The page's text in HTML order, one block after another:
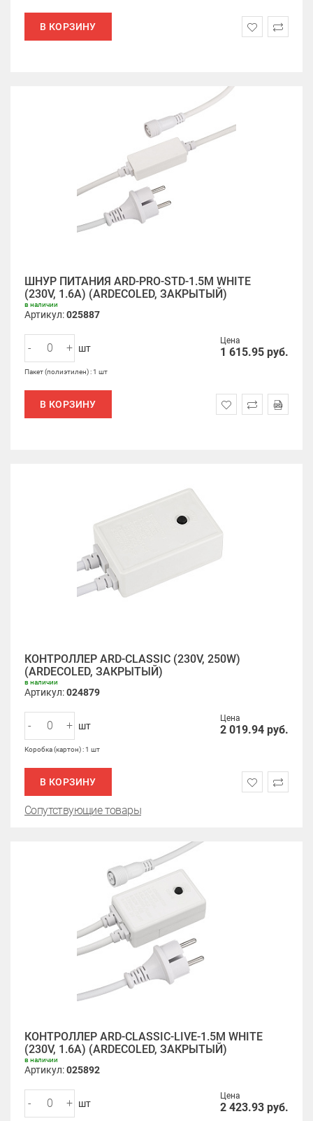
В КОРЗИНУ
ШНУР ПИТАНИЯ ARD-PRO-STD-1.5M WHITE
(230V, 1.6A) (ARDECOLED, ЗАКРЫТЫЙ)
в наличии
Артикул:025887
Цена
1 615.95 руб.
- + шт
Пакет (полиэтилен) : 1 шт
В КОРЗИНУ
КОНТРОЛЛЕР ARD-CLASSIC (230V, 250W)
(ARDECOLED, ЗАКРЫТЫЙ)
в наличии
Артикул:024879
Цена
2 019.94 руб.
- + шт
Коробка (картон) : 1 шт
В КОРЗИНУ
Сопутствующие товары
КОНТРОЛЛЕР ARD-CLASSIC-LIVE-1.5M WHITE
(230V, 1.6A) (ARDECOLED, ЗАКРЫТЫЙ)
в наличии
Артикул:025892
Цена
2 423.93 руб.
- + шт